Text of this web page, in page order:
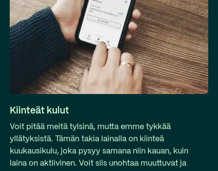
Kiinteät kulut
Voit pitää meitä tylsinä, mutta emme tykkää
yllätyksistä. Tämän takia lainalla on kiinteä
kuukausikulu, joka pysyy samana niin kauan, kuin
laina on aktiivinen. Voit siis unohtaa muuttuvat ja